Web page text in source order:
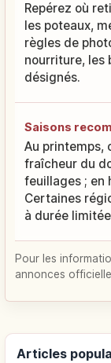
Repérez où
les poteaux,
règles de
nourriture, les
désignés.
Saisons
Au printemps,
fraîcheur du
feuillages ; en
Certaines
à durée
Pour les
annonces
Articles